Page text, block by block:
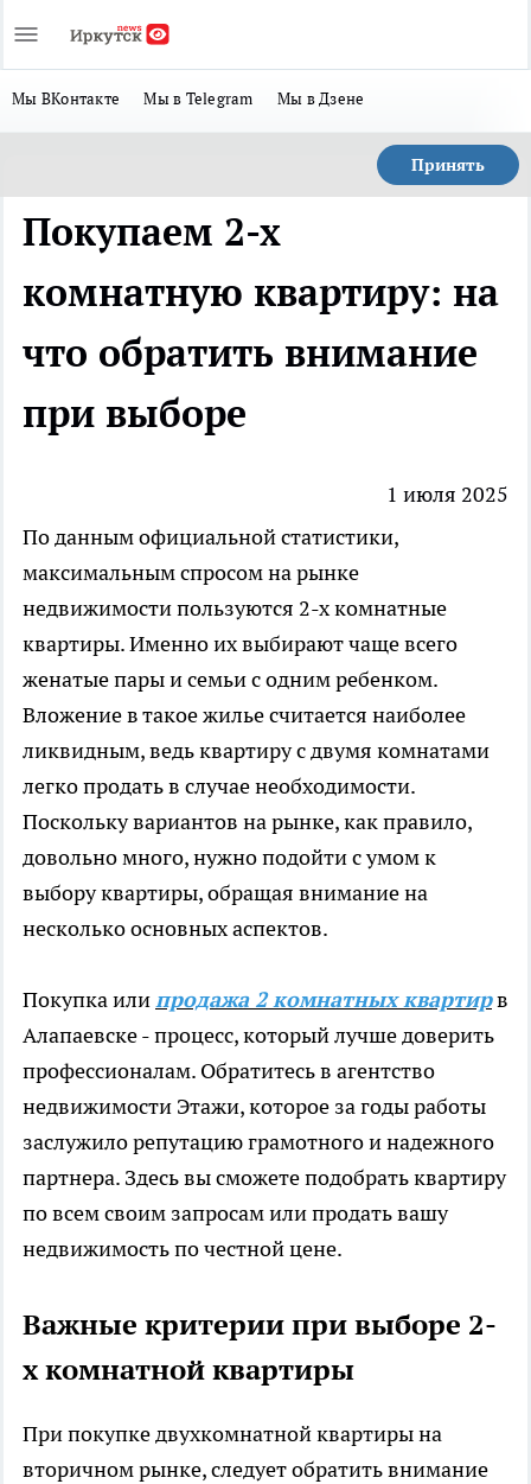
Мы ВКонтакте Мы в Telegram Мы в Дзене
Принять
Покупаем 2-х
комнатную квартиру: на
что обратить внимание
при выборе
1 июля 2025
По данным официальной статистики,
максимальным спросом на рынке
недвижимости пользуются 2-х комнатные
квартиры. Именно их выбирают чаще всего
женатые пары и семьи с одним ребенком.
Вложение в такое жилье считается наиболее
ликвидным, ведь квартиру с двумя комнатами
легко продать в случае необходимости.
Поскольку вариантов на рынке, как правило,
довольно много, нужно подойти с умом к
выбору квартиры, обращая внимание на
несколько основных аспектов.
Покупка илипродажа 2 комнатных квартирв
Алапаевске - процесс, который лучше доверить
профессионалам. Обратитесь в агентство
недвижимости Этажи, которое за годы работы
заслужило репутацию грамотного и надежного
партнера. Здесь вы сможете подобрать квартиру
по всем своим запросам или продать вашу
недвижимость по честной цене.
Важные критерии при выборе 2-
х комнатной квартиры
При покупке двухкомнатной квартиры на
вторичном рынке, следует обратить внимание